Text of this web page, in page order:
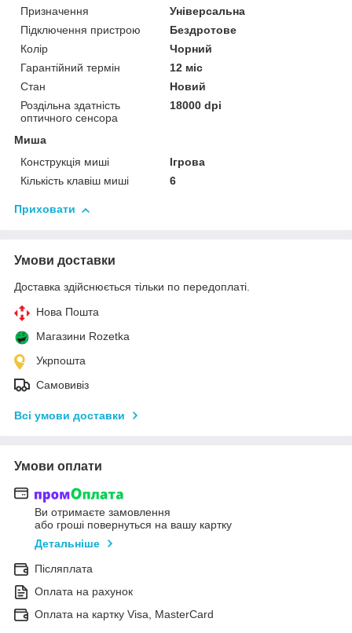
Призначення
Універсальна
Підключення пристрою
Бездротове
Колір
Чорний
Гарантійний термін
12 міс
Стан
Новий
Роздільна здатність
оптичного сенсора
18000 dpi
Миша
Конструкція миші
Ігрова
Кількість клавіш миші
6
Приховати
Умови доставки
Доставка здійснюється тільки по передоплаті.
Нова Пошта
Магазини Rozetka
Укрпошта
Самовивіз
Всі умови доставки
Умови оплати
Ви отримаєте замовлення
або гроші повернуться на вашу картку
Детальніше
Післяплата
Оплата на рахунок
Оплата на картку Visa, MasterCard